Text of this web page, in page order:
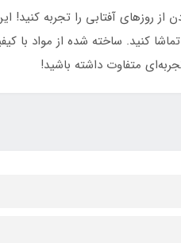
ای، آرامش و لذت بردن از روزهای
کنید. ساخته شده از مواد با
متفاوت داشته باشید!